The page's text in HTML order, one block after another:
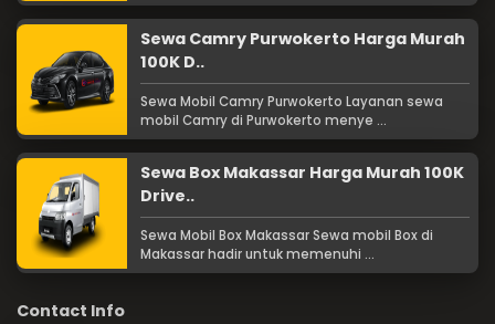
Sewa Camry Purwokerto Harga Murah
100K D..
Sewa Mobil Camry Purwokerto Layanan sewa
mobil Camry di Purwokerto menye ...
Sewa Box Makassar Harga Murah 100K
Drive..
Sewa Mobil Box Makassar Sewa mobil Box di
Makassar hadir untuk memenuhi ...
Contact Info